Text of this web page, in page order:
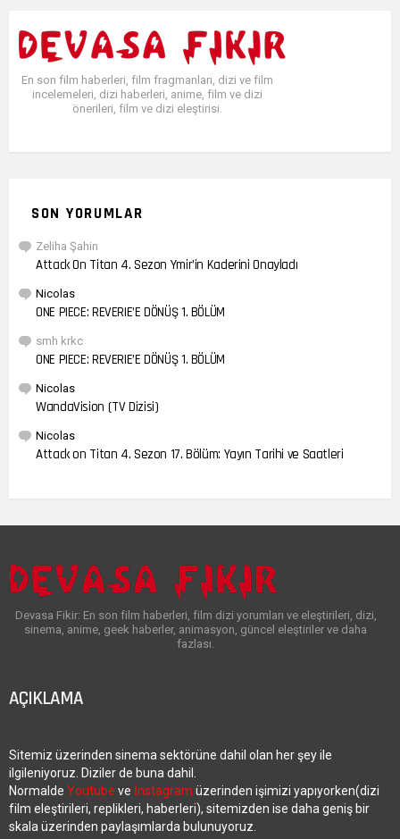
En son film haberleri, film fragmanları, dizi ve film
incelemeleri, dizi haberleri, anime, film ve dizi
önerileri, film ve dizi eleştirisi.
SON YORUMLAR
Zeliha Şahin
Attack On Titan 4. Sezon Ymir’in Kaderini Onayladı
Nicolas
ONE PIECE: REVERIE’E DÖNÜŞ 1. BÖLÜM
smh krkc
ONE PIECE: REVERIE’E DÖNÜŞ 1. BÖLÜM
Nicolas
WandaVision (TV Dizisi)
Nicolas
Attack on Titan 4. Sezon 17. Bölüm: Yayın Tarihi ve Saatleri
Devasa Fikir: En son film haberleri, film dizi yorumları ve eleştirileri, dizi,
sinema, anime, geek haberler, animasyon, güncel eleştiriler ve daha
fazlası.
AÇIKLAMA
Sitemiz üzerinden sinema sektörüne dahil olan her şey ile
ilgileniyoruz. Diziler de buna dahil.
Normalde Youtube ve İnstagram üzerinden işimizi yapıyorken(dizi
film eleştirileri, replikleri, haberleri), sitemizden ise daha geniş bir
skala üzerinden paylaşımlarda bulunuyoruz.